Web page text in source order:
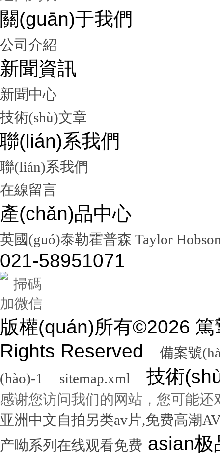
關(guān)于我們
公司介紹
新聞資訊
新聞中心
技術(shù)文章
聯(lián)系我們
聯(lián)系我們
在線留言
產(chǎn)品中心
英國(guó)泰勒霍普森 Taylor
021-58951071
掃碼
加微信
版權(quán)所有©2026
Rights Reserved
備案號
(hào)-1
sitemap.xml 技術
感谢您访问我们的网站，您可能还
亚洲中文自拍另类av片,免费高潮
产呦系列在线观看免费 asian极品呦女xx 黑人尻亚洲女人 激情综合色五月丁香六月亚洲 韩国激情电影华丽的外出 国产一区二区三区不卡精品 精密机械一区二区三区天堂 小泽玛利亚在线播放电影 www在线一区 国产v综合v亚洲欧美久久 性无码专区一色吊丝中文字幕 朝鲜美女黑毛bbw 大香蕉伊人手机在线观看 色国产在线视频一区二区 亚洲无人区天空码头IV 天天躁夜夜躁狠狠躁99 15min摘花出血视频 免费男女黑网站 国产综合精品久久99之一 蜜桃臀无码内射一区二区三区 国产色情18一20岁片a片 正在播放骚 湿 无码福利一区二区不卡片 人人妻人人澡人人爽精品日 日本1区2区3区4区国色 口国产成人高清在线播放 精品一区二区三区在线观看 影音先锋aⅤ无码资源网 男生使劲操女生喷水视频 久久91久久久久久久久 欧美乱妇高清无乱码免费 人与兽黄色视频 免费男人日女人 高潮来了 用力黄片入口 久久精品国产亚洲成人av 中国鸡巴插屄屄 国产精品视频一区啪啪啪 国产精品成人无码视频 亚洲一区二区三区电影在线 亚洲成人无码77777 日韩一中文字幕在线视频 大鸡吧逼逼碰撞 美女被干777 全彩无码里番本子库 国产成人无码a区视频在线观看 玩弄放荡人妻一区二区三 黑丝美女自慰被大鸡巴操 日韩精品一区 久久亚洲av不卡一区二区 操你骚逼www 理论片午午伦夜理片久久 中文字幕无码亚洲a人片 美女操大黑鸡巴 老色鬼久久亚洲av按摩 欧美美女人体艺术 逼逼逼逼啊啊嗯嗯啊视频 69成人免费视频无码专区 免费又爽又大又高潮视频 欧美日韩一二三区在线视频 亚洲精品中文字幕第十页 青青操在线观看国产视频 色婷婷亚洲十月十月色天 啊啊啊湿了视频在线观看 三十路四十路五十路熟女 国产一区二区在线观看天堂 女人张开腿让男人桶视频 bibi av 日本69视频在线免费观看 无码人妻一区二区三区一 在线观看激情av一区二区 日日天天日天天谢天天日 国产迷晕三个美女的网站 一本到在线观看免费收看 国产亚洲无遮挡美女视频 日本网站在线观看一区二区 肏 少 妇 屄 在 线 丝袜制服shemale 美女裸体爆乳张开腿喷水 免费看成人午夜福利专区 gv在线无码男男gay 国产重口老太和变态小伙 随时都能干的校园运动会 VIP可见久久伊人婷婷 国产一级毛片一区二区视频 国产精品久久99简爱亚洲 吧吧吧影院伦理片在线观看 国产精品一二三四区视频 日韩区一区二在线观看视频 黄色片《男人操女人逼》 大香蕉久久日韩91蜜桃 30年驾龄老司机告诉你 91亚洲国产成人精品看片 把屌插进女人的逼里视频 大香蕉porn在线视频 成人性生交大片免费看96 最新亚洲人成无码网www电影 男生机桶女生小穴的视频 久久综合给合久久狠狠狠 国产呦系列一区二区三区 国产特级看欧美日韩中文 欧美大肉棒抽插骚逼视频 国产又色又爽无遮挡免费 男人天堂久久久一区二区 日本人与黑人牲交交免费 亚洲大片免费资源网站片 国产精品原创巨av 性感美女被操逼 美女污骚逼喷水白虎白浆 久久久久亚洲日本欧美视频 天天摸夜夜摸夜夜狠狠添 五险交满15能领多少钱 国产一卡二卡三卡四卡兔 国产综合23p 中国东北老熟妇做爰网视频 一级国产片在线观看免费 欧美黑人欧美精品刺激 激情综合色综合啪啪开心 群交视频大鸡巴 国产三级精品三级男人的天堂 么公在果树林征服了小雪 解开奶罩吸奶头高潮AV 丰满多毛的少妇 国产精品亚洲一区二区久久 黑人和中国熟女啪啪视频 香蕉视频成人网在线观看 荷兰小妓女高潮βbbw 日韩一区二区经典在线视频 学长让我夹震蛋自慰给他看 WWW亚洲精品久久久乳 免费看点www逼里逼里 手机亚洲第一页 夫妻性生活黄色一级大片 久久综合九色 免费看欧美日韩特级黄片 美女高潮久久免费观看国产 又粗又大又硬毛片免费看 欧美日韩成人大片p内射 草莓视频成视频在线观看 无码专区 人妻系列 在线 日本不卡一区二区三区四区 三级片在线观看国产三级 办公室国产a国产片免费 久久无码!视频 国产成年无码aⅤ片在线 大鸡巴插美女小穴动态图 国产亚洲aaa在线观看 一级二级三一片内射视频 在线观看欧美视频一区二区 被玩环了外高冷老师动漫 动漫男女操鸡巴射精网站 啊啊啊啊大鸡巴操我视频 婷婷综合久久中文字幕蜜桃三电影 色婷五月综激情亚洲综合 久久精品国产自清天天线 日本免费播放一区二区视频 丰满多毛的少妇 舔骚妇淫穴网站 最好看免费观看高清大全 99国产欧美另类久久片 人体艺术在线观看 成在人线视频男人的天堂 国产成人视a片品免费 东京热无码av一区二区 一道本中文字幕在线观看 嗯～好爽射进去强奸啊～ 真人作爱试看120分钟 在线观看国产三级片视频 国产极品高颜值美女到高潮 国产精品高清国产三级av 久久久无码专区中文字幕 推特网红91露出樱桃味 日本不卡码一区二区三区 小骚逼啪啪视频 男男无专砖码高清在线观看 亚洲精